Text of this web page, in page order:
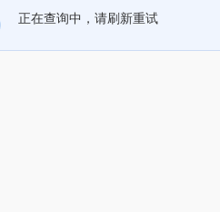
正在查询中，请刷新重试